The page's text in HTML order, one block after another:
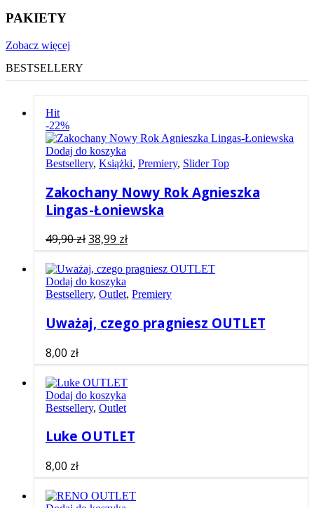
PAKIETY
Zobacz więcej
BESTSELLERY
Hit
-22%
Dodaj do koszyka
Bestsellery, Książki, Premiery, Slider Top
Zakochany Nowy Rok Agnieszka
Lingas-Łoniewska
49,90złPierwotna
cena
wynosiła:
49,90 zł.
38,99 złAktualna
cena
wynosi:
Dodaj do koszyka
Bestsellery, Outlet, Premiery
Uważaj, czego pragniesz OUTLET
8,00 zł
Dodaj do koszyka
Bestsellery, Outlet
Luke OUTLET
8,00 zł